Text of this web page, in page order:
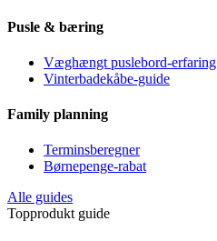
Pusle & bæring
Væghængt puslebord-erfaring
Vinterbadekåbe-guide
Family planning
Terminsberegner
Børnepenge-rabat
Alle guides
Topprodukt guide